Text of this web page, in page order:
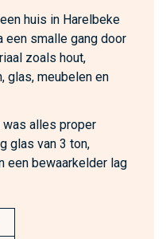
huis in Harelbeke
een smalle gang door
zoals hout,
glas, meubelen en
was alles proper
glas van 3 ton,
een bewaarkelder lag